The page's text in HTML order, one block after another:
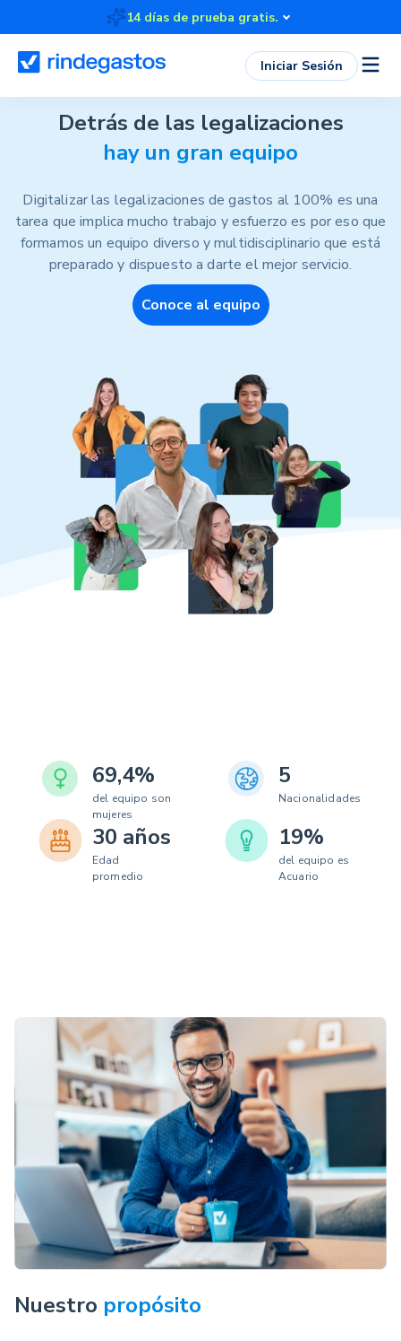
14 días de prueba gratis.
Iniciar Sesión
Detrás de las legalizaciones
hay un gran equipo
Digitalizar las legalizaciones de gastos al 100% es una
tarea que implica mucho trabajo y esfuerzo es por eso que
formamos un equipo diverso y multidisciplinario que está
preparado y dispuesto a darte el mejor servicio.
Conoce al equipo
69,4%
del equipo son
mujeres
5
Nacionalidades
30 años
Edad
promedio
19%
del equipo es
Acuario
Nuestro propósito